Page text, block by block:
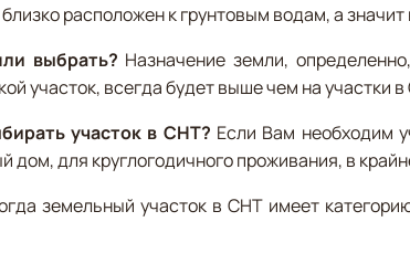
расположен к грунтовым водам, а
выбрать? Назначение земли,
участок, всегда будет выше чем на участки
участок в СНТ? Если Вам необходим
дом, для круглогодичного проживания, в
земельный участок в СНТ имеет